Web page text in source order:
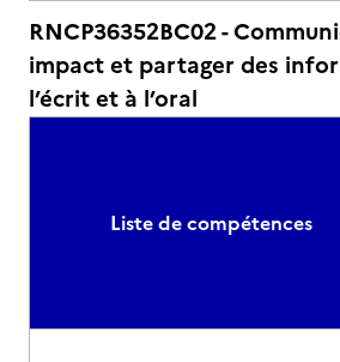
RNCP36352BC02 -
impact et partager des
l’écrit et à l’oral
Liste de compétences